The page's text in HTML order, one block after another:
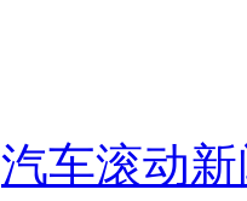
汽车滚动